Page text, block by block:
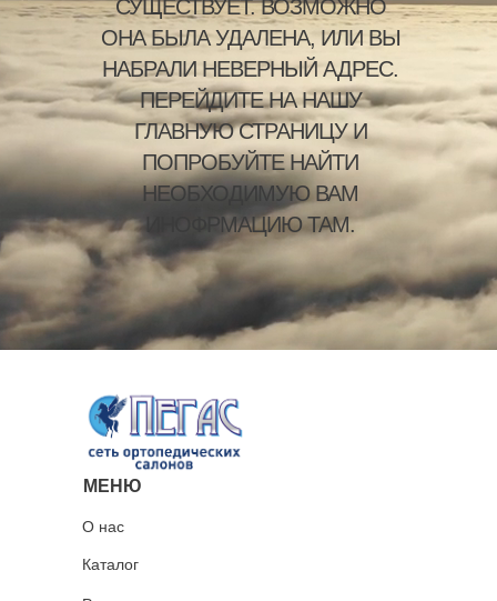
СУЩЕСТВУЕТ. ВОЗМОЖНО
ОНА БЫЛА УДАЛЕНА, ИЛИ ВЫ
НАБРАЛИ НЕВЕРНЫЙ АДРЕС.
ПЕРЕЙДИТЕ НА НАШУ
ГЛАВНУЮ СТРАНИЦУ И
ПОПРОБУЙТЕ НАЙТИ
НЕОБХОДИМУЮ ВАМ
ИНОФРМАЦИЮ ТАМ.
О нас
МЕНЮ
Каталог